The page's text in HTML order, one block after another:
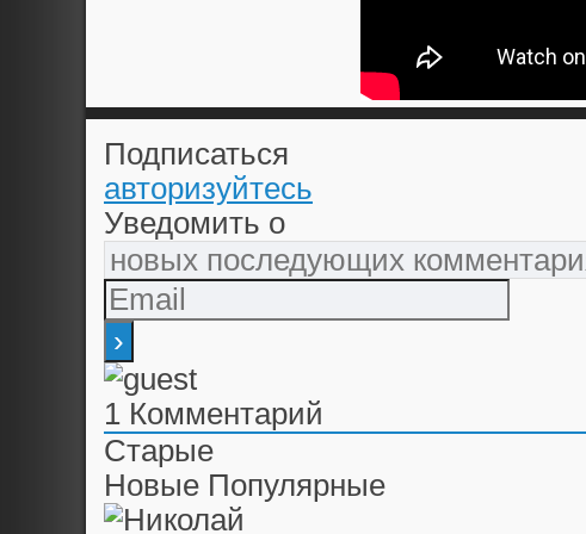
Подписаться
авторизуйтесь
Уведомить о
1 Комментарий
Старые
Новые Популярные